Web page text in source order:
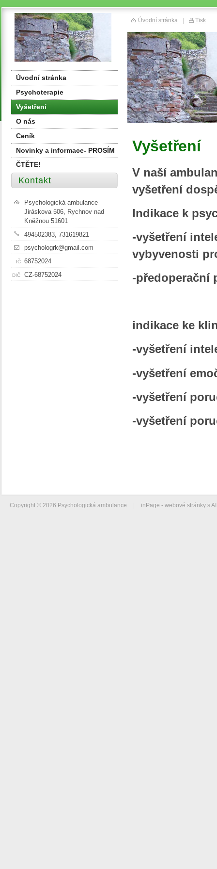
Vyšetření
V naší
vyšetření
Indikace k
-vyšetření
vybyvenosti
-předoperační
indikace ke
-vyšetření
-vyšetření
-vyšetření
-vyšetření
Úvodní stránka
Psychoterapie
Vyšetření
O nás
Ceník
Novinky a informace- PROSÍM
ČTĚTE!
Kontakt
Psychologická ambulance
Jiráskova 506, Rychnov nad
Kněžnou 51601
494502383, 731619821
psychologrk@gmail.com
IČ 68752024
DIČ CZ-68752024
Úvodní stránka | Tisk
Copyright © 2026 Psychologická ambulance | inPage - webové stránky s